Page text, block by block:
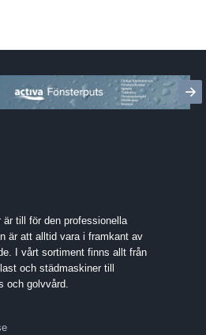
till för den professionella
är att alltid vara i framkant av
I vårt sortiment finns allt från
och städmaskiner till
och golvvård.